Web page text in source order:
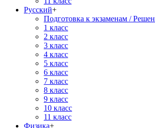
Русский+
Подготовка к экзаменам /
1 класс
2 класс
3 класс
4 класс
5 класс
6 класс
7 класс
8 класс
9 класс
10 класс
11 класс
Физика+